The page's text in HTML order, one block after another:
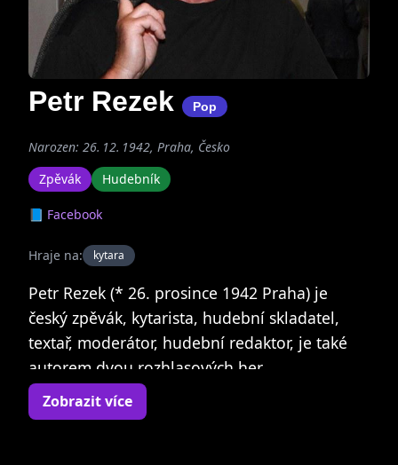
Petr Rezek Pop
Narozen: 26. 12. 1942, Praha, Česko
Zpěvák
Hudebník
📘 Facebook
Hraje na: kytara
Petr Rezek (* 26. prosince 1942 Praha) je
český zpěvák, kytarista, hudební skladatel,
textař, moderátor, hudební redaktor, je také
autorem dvou rozhlasových her.
Absolvent strojnické průmyslovky získal své
Zobrazit více